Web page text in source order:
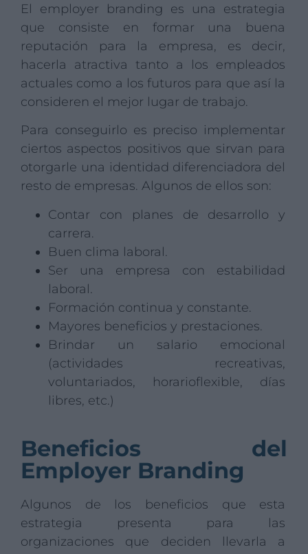
El employer branding es una estrategia
que consiste en formar una buena
reputación para la empresa, es decir,
hacerla atractiva tanto a los empleados
actuales como a los futuros para que así la
consideren el mejor lugar de trabajo.
Para conseguirlo es preciso implementar
ciertos aspectos positivos que sirvan para
otorgarle una identidad diferenciadora del
resto de empresas. Algunos de ellos son:
Contar con planes de desarrollo y
carrera.
Buen clima laboral.
Ser una empresa con estabilidad
laboral.
Formación continua y constante.
Mayores beneficios y prestaciones.
Brindar un salario emocional
(actividades recreativas,
voluntariados, horarioflexible, días
libres, etc.)
Beneficios del
Employer Branding
Algunos de los beneficios que esta
estrategia presenta para las
organizaciones que deciden llevarla a